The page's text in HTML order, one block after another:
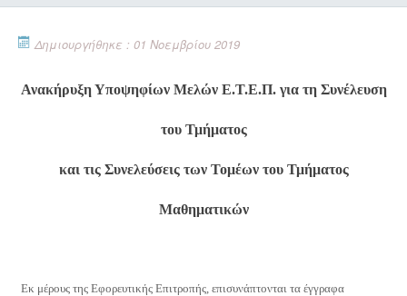
Δημιουργήθηκε : 01 Νοεμβρίου 2019
Ανακήρυξη Υποψηφίων Μελών Ε.T.E.Π. για τη Συνέλευση
του Τμήματος
και τις Συνελεύσεις των Τομέων του Τμήματος
Μαθηματικών
Εκ μέρους της Εφορευτικής Επιτροπής, επισυνάπτονται τα έγγραφα